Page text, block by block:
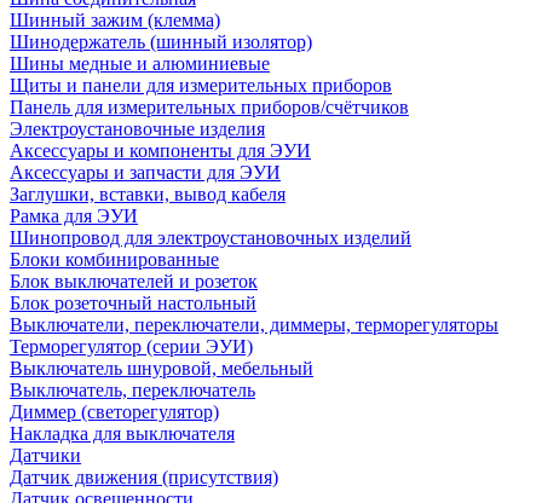
Шинный зажим (клемма)
Шинодержатель (шинный изолятор)
Шины медные и алюминиевые
Щиты и панели для измерительных приборов
Панель для измерительных приборов/счётчиков
Электроустановочные изделия
Аксессуары и компоненты для ЭУИ
Аксессуары и запчасти для ЭУИ
Заглушки, вставки, вывод кабеля
Рамка для ЭУИ
Шинопровод для электроустановочных изделий
Блоки комбинированные
Блок выключателей и розеток
Блок розеточный настольный
Выключатели, переключатели, диммеры, терморегуляторы
Терморегулятор (серии ЭУИ)
Выключатель шнуровой, мебельный
Выключатель, переключатель
Диммер (светорегулятор)
Накладка для выключателя
Датчики
Датчик движения (присутствия)
Датчик освещенности